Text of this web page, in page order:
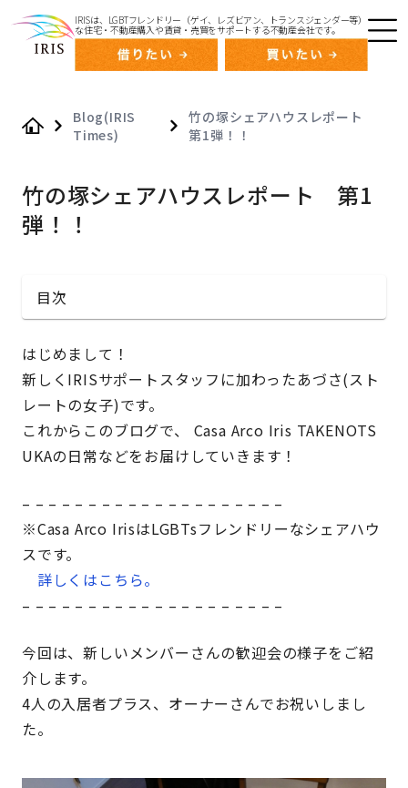
IRISは、LGBTフレンドリー（ゲイ、レズビアン、トランスジェンダー等）
な住宅・不動産購入や賃貸・売買をサポートする不動産会社です。
Blog(IRIS
Times)
竹の塚シェアハウスレポート
第1弾！！
竹の塚シェアハウスレポート 第1
弾！！
はじめまして！
新しくIRISサポートスタッフに加わったあづさ(スト
レートの女子)です。
これからこのブログで、 Casa Arco Iris TAKENOTS
UKAの日常などをお届けしていきます！
– – – – – – – – – – – – – – – – – – – –
※Casa Arco IrisはLGBTsフレンドリーなシェアハウ
スです。
詳しくはこちら。
– – – – – – – – – – – – – – – – – – – –
今回は、新しいメンバーさんの歓迎会の様子をご紹
介します。
4人の入居者プラス、オーナーさんでお祝いしまし
た。
目次